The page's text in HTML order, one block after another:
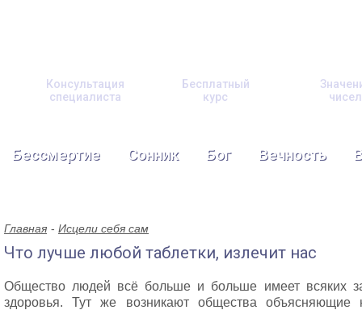
Консультация
специалиста
Бесплатный
курс
чисел
Бессмертие Сонник Бог Вечность
Главная Исцели себя сам
Что лучше любой таблетки, излечит нас
Общество людей всё больше и больше имеет всяких
здоровья. Тут же возникают общества объясняющие